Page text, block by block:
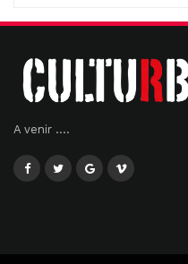
A venir ....